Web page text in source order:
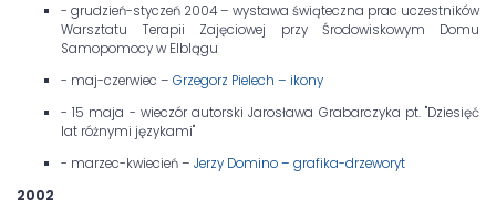
- grudzień-styczeń 2004 – wystawa świąteczna prac uczestników
Warsztatu Terapii Zajęciowej przy Środowiskowym Domu
Samopomocy w Elblągu
- maj-czerwiec – Grzegorz Pielech – ikony
- 15 maja - wieczór autorski Jarosława Grabarczyka pt. "Dziesięć
lat różnymi językami"
- marzec-kwiecień – Jerzy Domino – grafika-drzeworyt
2002